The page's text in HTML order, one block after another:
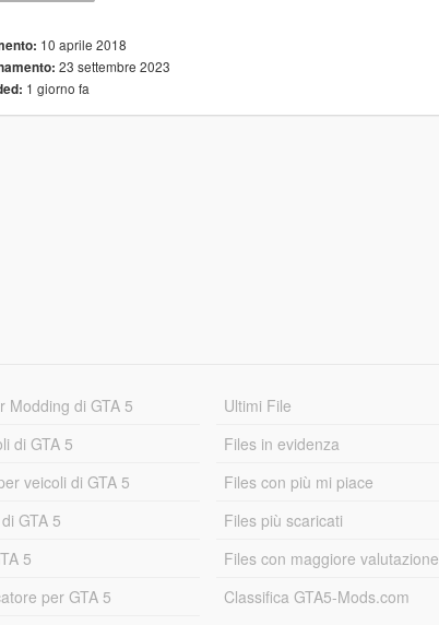
10 aprile 2018
23 settembre 2023
1 giorno fa
Modding di GTA 5
di GTA 5
veicoli di GTA 5
GTA 5
5
per GTA 5
Ultimi File
Files in evidenza
Files con più mi piace
Files più scaricati
Files con maggiore valutazione
Classifica GTA5-Mods.com